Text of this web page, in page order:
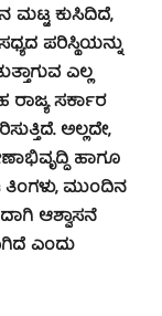
ಕುಸಿದಿದೆ,
ಪರಿಸ್ಥಿಯನ್ನು
ಎಲ್ಲ
ರಾಜ್ಯ ಸರ್ಕಾರ
ಅಲ್ಲದೇ,
ಹಾಗೂ
ಮುಂದಿನ
ಆಶ್ವಾಸನೆ
ಎಂದು